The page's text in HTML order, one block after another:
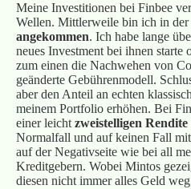
Meine Investitionen bei Finbee
Wellen. Mittlerweile bin ich in der
angekommen. Ich habe lange
neues Investment bei ihnen starte
zum einen die Nachwehen von
geänderte Gebührenmodell.
aber den Anteil an echten
meinem Portfolio erhöhen. Bei
einer leichtzweistelligen Rendite
Normalfall und auf keinen Fall
auf der Negativseite wie bei all
Kreditgebern. Wobei Mintos
diesen nicht immer alles Geld